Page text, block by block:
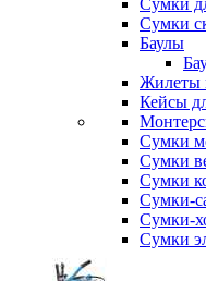
Сумки
Сумки
Баулы
Жилеты
Кейсы
Сумки
Сумки
Сумки
Сумки-
Сумки-
Сумки